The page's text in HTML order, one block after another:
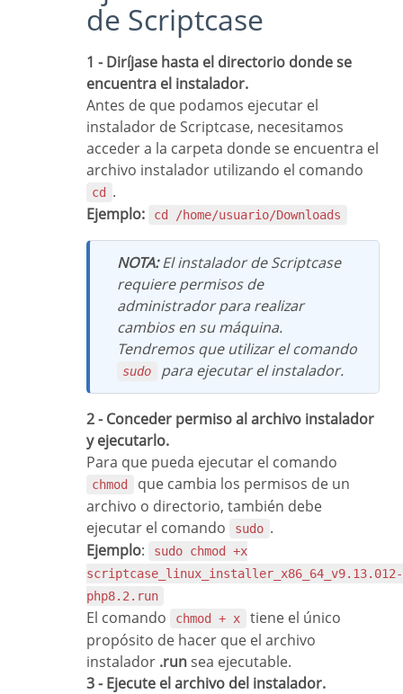
de Scriptcase
1 - Diríjase hasta el directorio donde se
encuentra el instalador.
Antes de que podamos ejecutar el
instalador de Scriptcase, necesitamos
acceder a la carpeta donde se encuentra el
archivo instalador utilizando el comando
cd
.
Ejemplo:
cd /home/usuario/Downloads
NOTA:El instalador de Scriptcase
requiere permisos de
administrador para realizar
cambios en su máquina.
Tendremos que utilizar el comando
sudo para ejecutar el instalador.
2 - Conceder permiso al archivo instalador
y ejecutarlo.
Para que pueda ejecutar el comando
chmod
que cambia los permisos de un
archivo o directorio, también debe
ejecutar el comando
sudo .
Ejemplo:
sudo chmod +x
scriptcase_linux_installer_x86_64_v9.13.012-
php8.2.run
El comando chmod + x
tiene el único
propósito de hacer que el archivo
instalador .runsea ejecutable.
3 - Ejecute el archivo del instalador.